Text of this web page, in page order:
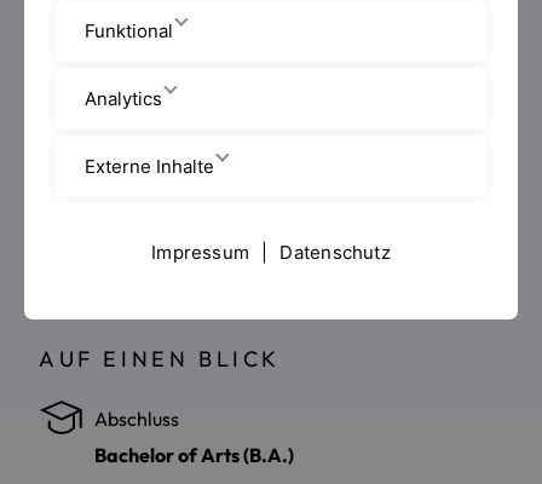
unterschiedlich farblichen Hausmauern..
AUF EINEN BLICK
Abschluss
Bachelor of Arts (B.A.)
Funktional
Analytics
Externe Inhalte
Impressum Datenschutz